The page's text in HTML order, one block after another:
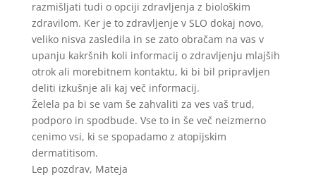
razmišljati tudi o opciji zdravljenja z biološkim
zdravilom. Ker je to zdravljenje v SLO dokaj novo,
veliko nisva zasledila in se zato obračam na vas v
upanju kakršnih koli informacij o zdravljenju mlajših
otrok ali morebitnem kontaktu, ki bi bil pripravljen
deliti izkušnje ali kaj več informacij.
Želela pa bi se vam še zahvaliti za ves vaš trud,
podporo in spodbude. Vse to in še več neizmerno
cenimo vsi, ki se spopadamo z atopijskim
dermatitisom.
Lep pozdrav, Mateja